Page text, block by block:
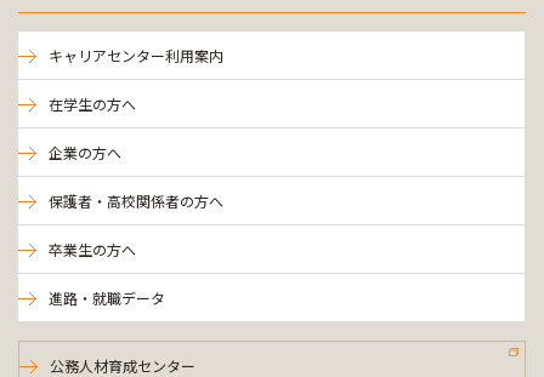
キャリアセンター利用案内
在学生の方へ
企業の方へ
保護者・高校関係者の方へ
卒業生の方へ
進路・就職データ
公務人材育成センター